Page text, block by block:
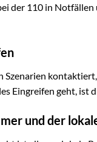
der 110 in
Eingreifen geht, ist
und der